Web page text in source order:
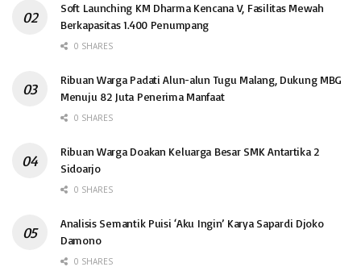
Soft Launching KM Dharma Kencana V, Fasilitas Mewah
Berkapasitas 1.400 Penumpang
0 SHARES
Ribuan Warga Padati Alun-alun Tugu Malang, Dukung MBG
Menuju 82 Juta Penerima Manfaat
0 SHARES
Ribuan Warga Doakan Keluarga Besar SMK Antartika 2
Sidoarjo
0 SHARES
Analisis Semantik Puisi ‘Aku Ingin’ Karya Sapardi Djoko
Damono
0 SHARES